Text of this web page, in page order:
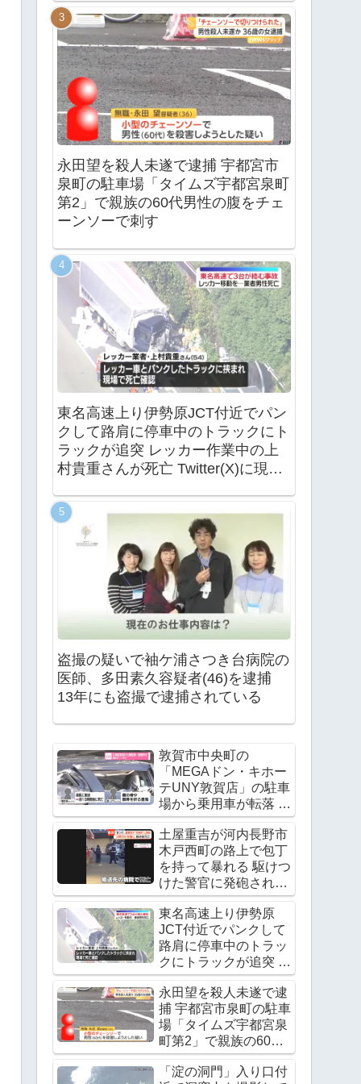
永田望を殺人未遂で逮捕 宇都宮市
泉町の駐車場「タイムズ宇都宮泉町
第2」で親族の60代男性の腹をチェ
ーンソーで刺す
東名高速上り伊勢原JCT付近でパン
クして路肩に停車中のトラックにト
ラックが追突 レッカー作業中の上
村貴重さんが死亡 Twitter(X)に現地
盗撮の疑いで袖ケ浦さつき台病院の
医師、多田素久容疑者(46)を逮捕
13年にも盗撮で逮捕されている
敦賀市中央町の
「MEGAドン・キホー
テUNY敦賀店」の駐車
場から乗用車が転落 運
転手の飯田諭さんが死
亡 Twitter(X)に現地の
様子
土屋重吉が河内長野市
木戸西町の路上で包丁
を持って暴れる 駆けつ
けた警官に発砲され死
亡
東名高速上り伊勢原
JCT付近でパンクして
路肩に停車中のトラッ
クにトラックが追突 レ
ッカー作業中の上村貴
重さんが死亡
Twitter(X)に現地の様子
永田望を殺人未遂で逮
捕 宇都宮市泉町の駐車
場「タイムズ宇都宮泉
町第2」で親族の60代
男性の腹をチェーンソ
ーで刺す
「淀の洞門」入り口付